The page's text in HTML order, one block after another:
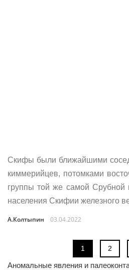
Скифы были ближайшими
киммерийцев, потомками
группы той же самой Срубной
населения Скифии железного
А.Колтыпин 03.04.2022
1 2
Аномальные явления и